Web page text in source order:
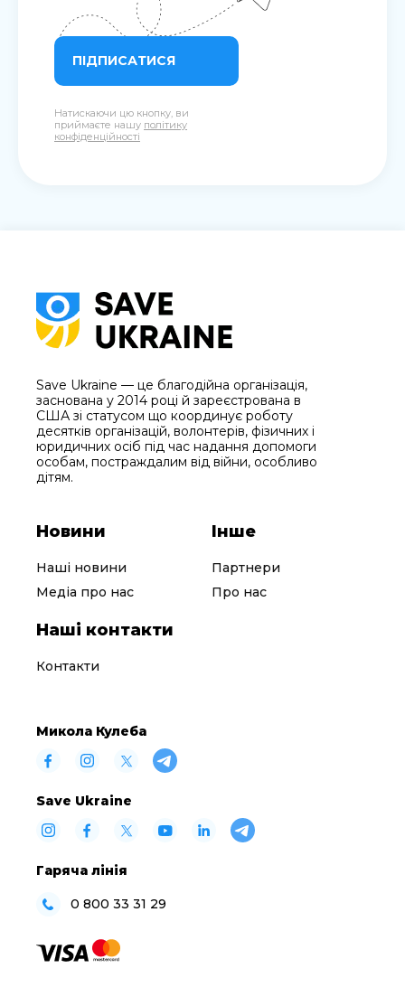
ПІДПИСАТИСЯ
Натискаючи цю кнопку, ви
приймаєте нашу політику
конфіденційності
Save Ukraine — це благодійна організація,
заснована у 2014 році й зареєстрована в
США зі статусом що координує роботу
десятків організацій, волонтерів, фізичних і
юридичних осіб під час надання допомоги
особам, постраждалим від війни, особливо
дітям.
Новини
Наші новини
Медіа про нас
Інше
Партнери
Про нас
Наші контакти
Контакти
Микола Кулеба
Save Ukraine
Гаряча лінія
0 800 33 31 29